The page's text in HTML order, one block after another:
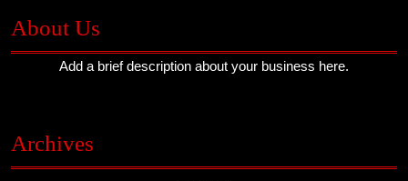
About Us
Add a brief description about your business here.
Archives